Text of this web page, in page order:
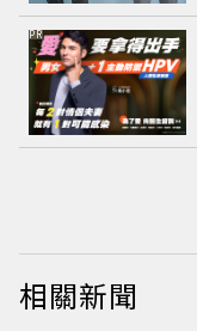
PR
相關新聞